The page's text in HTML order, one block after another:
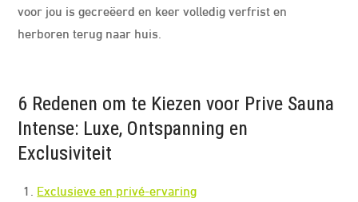
voor jou is gecreëerd en keer volledig verfrist en
herboren terug naar huis.
6 Redenen om te Kiezen voor Prive Sauna
Intense: Luxe, Ontspanning en
Exclusiviteit
Exclusieve en privé-ervaring